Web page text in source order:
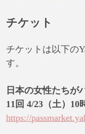
チケット
チケットは以下の
す。
日本の女性たちが
11回 4/23（土）10
https://